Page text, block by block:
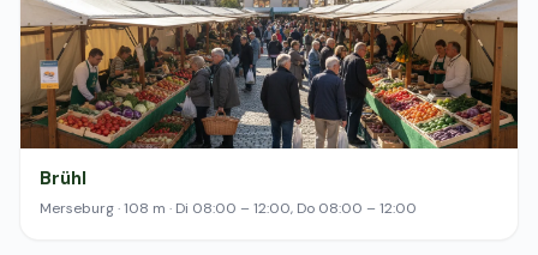
Brühl
Merseburg · 108 m · Di 08:00 – 12:00, Do 08:00 – 12:00